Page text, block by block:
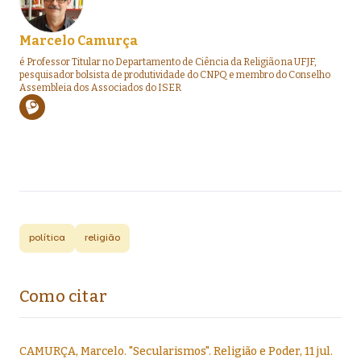
Marcelo Camurça
é Professor Titular no Departamento de Ciência da Religião na UFJF,
pesquisador bolsista de produtividade do CNPQ e membro do Conselho
Assembleia dos Associados do ISER
política religião
Como citar
CAMURÇA, Marcelo. "Secularismos". Religião e Poder, 11 jul.